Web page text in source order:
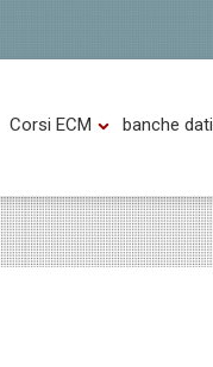
Corsi ECM banche dati